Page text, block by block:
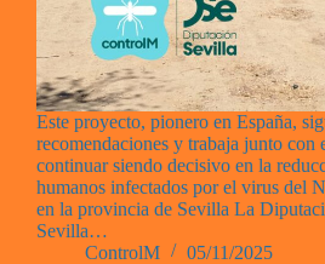
Este proyecto, pionero en España,
recomendaciones y trabaja junto con
continuar siendo decisivo en la
humanos infectados por el virus del
en la provincia de Sevilla La
Sevilla…
ControlM
05/11/2025